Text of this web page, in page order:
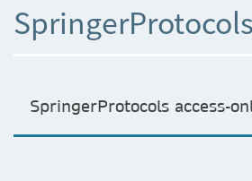
SpringerProtocols
SpringerProtocols access-